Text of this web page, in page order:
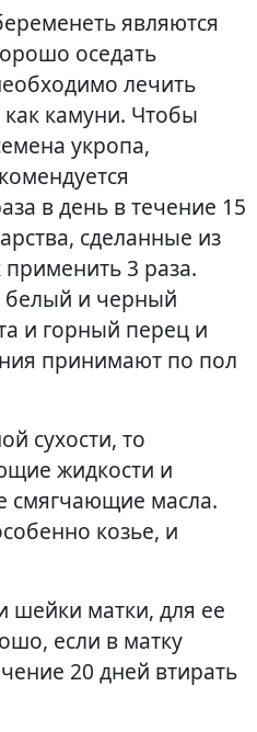
являются
оседать
лечить
камуни. Чтобы
укропа,
в день в течение 15
сделанные из
3 раза.
белый и черный
и горный перец и
принимают по пол
сухости, то
жидкости и
смягчающие масла.
козье, и
шейки матки, для ее
если в матку
20 дней втирать